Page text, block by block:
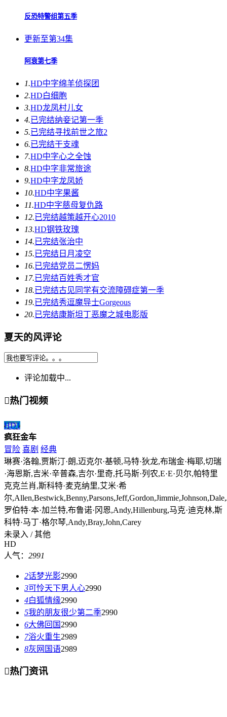
反恐特警组第五季
更新至第34集
阿衰第七季
1.HD中字绵羊侦探团
2.HD白细胞
3.HD龙凤村儿女
4.已完结纳妾记第一季
5.已完结寻找前世之旅2
6.已完结干支魂
7.HD中字心之全蚀
8.HD中字非常旅途
9.HD中字龙凤娇
10.HD中字果酱
11.HD中字慈母复仇路
12.已完结越策越开心2010
13.HD钢铁玫瑰
14.已完结张治中
15.已完结 日月凌空
16.已完结党员二愣妈
17.已完结百姓秀才官
18.已完结古见同学有交流障碍症第一季
19.已完结秀逗魔导士Gorgeous
20.已完结康斯坦丁恶魔之城电影版
夏天的风评论
评论加载中...
热门视频
HD1
疯狂金车
冒险 喜剧 经典
琳赛·洛翰,贾斯汀·朗,迈克尔·基顿,马特·狄龙,布瑞金·梅耶,切瑞
·海恩斯,吉米·辛普森,吉尔·里奇,托马斯·列农,E·E·贝尔,帕特里
克克兰肖,斯科特·麦克纳里,艾米·希
尔
罗伯特·本·加兰特,布鲁诺·冈恩,Andy,Hillenburg,马克·迪克林,斯
科特·马丁·格尔琴,Andy,Bray,John,Carey
未录入 / 其他
HD
人气： 2991
2话梦光影2990
3可怜天下男人心2990
4白狐情缘2990
5我的朋友很少第二季2990
6大佛回国 2990
7浴火重生2989
8灰网国语2989
热门资讯